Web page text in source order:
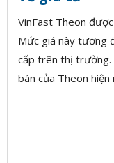
VinFast Theon
Mức giá này tương
cấp trên thị trường.
bán của Theon hiện